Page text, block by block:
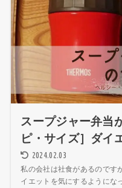
スープジャー弁当
ピ・サイズ］ダイ
2024.02.03
私の会社は社食があるのです
イエットを気にするようにな